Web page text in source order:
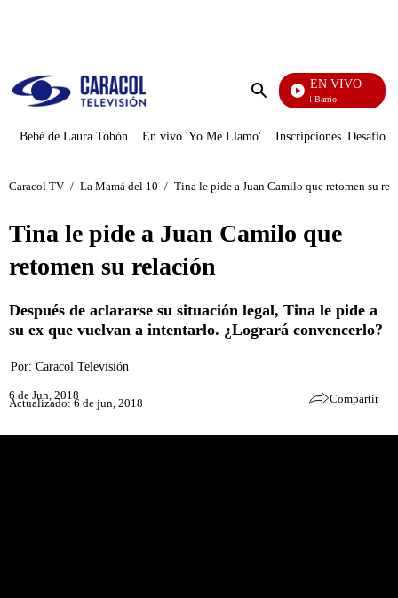
Enviar
EN VIVO
María La Del Barrio
Bebé de Laura Tobón En vivo 'Yo Me Llamo' Inscripciones 'Desafío'
Caracol TV / La Mamá del 10 / Tina le pide a Juan Camilo que retomen su
Tina le pide a Juan Camilo que
retomen su relación
Después de aclararse su situación legal, Tina le pide a
su ex que vuelvan a intentarlo. ¿Logrará convencerlo?
Por: Caracol Televisión
6 de Jun, 2018
Actualizado: 6 de jun, 2018 Compartir